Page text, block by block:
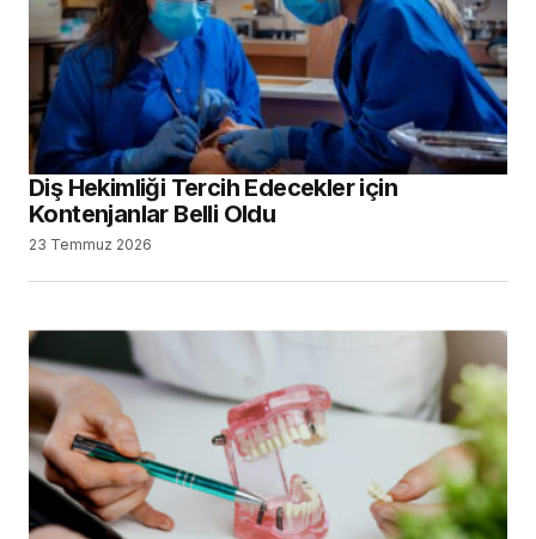
Diş Hekimliği Tercih Edecekler için
Kontenjanlar Belli Oldu
23 Temmuz 2026